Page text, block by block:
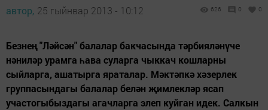
автор, 25 гыйнвар 2013 - 10:12 626 0 0
Безнең "Ләйсән" балалар бакчасында тәрбияләнүче
нәниләр урамга һава суларга чыккач кошларны
сыйларга, ашатырга яраталар. Мәктәпкә хәзерлек
группасындагы балалар белән җимлекләр ясап
участогыбыздагы агачларга элеп куйган идек. Салкын